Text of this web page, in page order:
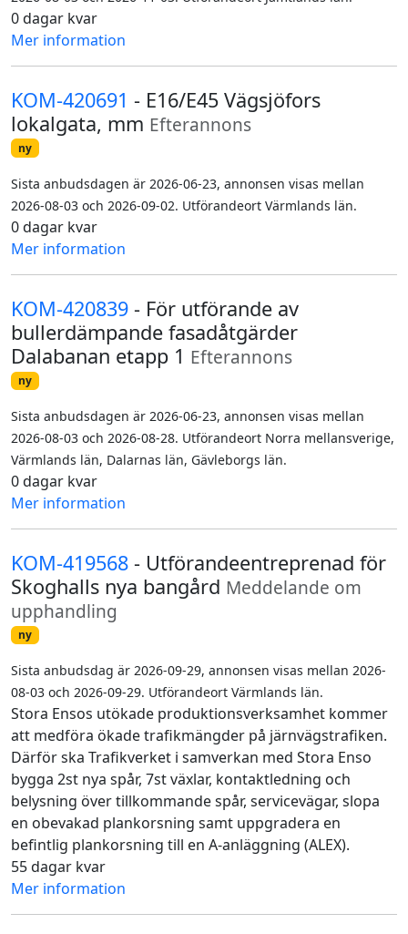
0 dagar kvar
Mer information
KOM-420691 - E16/E45 Vägsjöfors
lokalgata, mm Efterannons
ny
Sista anbudsdagen är 2026-06-23, annonsen visas mellan
2026-08-03 och 2026-09-02. Utförandeort Värmlands län.
0 dagar kvar
Mer information
KOM-420839 - För utförande av
bullerdämpande fasadåtgärder
Dalabanan etapp 1 Efterannons
ny
Sista anbudsdagen är 2026-06-23, annonsen visas mellan
2026-08-03 och 2026-08-28. Utförandeort Norra mellansverige,
Värmlands län, Dalarnas län, Gävleborgs län.
0 dagar kvar
Mer information
KOM-419568 - Utförandeentreprenad för
Skoghalls nya bangård Meddelande om
upphandling
ny
Sista anbudsdag är 2026-09-29, annonsen visas mellan 2026-
08-03 och 2026-09-29. Utförandeort Värmlands län.
Stora Ensos utökade produktionsverksamhet kommer
att medföra ökade trafikmängder på järnvägstrafiken.
Därför ska Trafikverket i samverkan med Stora Enso
bygga 2st nya spår, 7st växlar, kontaktledning och
belysning över tillkommande spår, servicevägar, slopa
en obevakad plankorsning samt uppgradera en
befintlig plankorsning till en A-anläggning (ALEX).
55 dagar kvar
Mer information